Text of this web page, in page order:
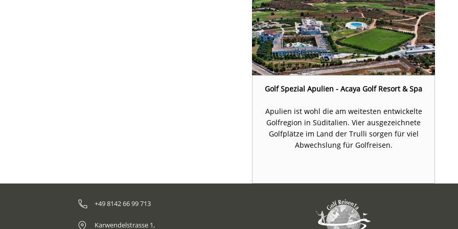
Golf Spezial Apulien - Acaya Golf Resort & Spa
Apulien ist wohl die am weitesten entwickelte
Golfregion in Süditalien. Vier ausgezeichnete
Golfplätze im Land der Trulli sorgen für viel
Abwechslung für Golfreisen.
+49 8142 66 99 713
Karwendelstrasse 1,